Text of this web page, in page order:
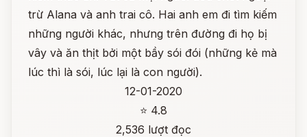
trừ Alana và anh trai cô. Hai anh em đi tìm kiếm
những người khác, nhưng trên đường đi họ bị
vây và ăn thịt bởi một bầy sói đói (những kẻ mà
lúc thì là sói, lúc lại là con người).
12-01-2020
⭐ 4.8
2,536 lượt đọc